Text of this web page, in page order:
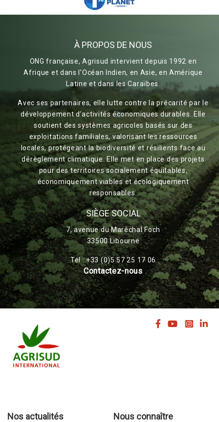
À PROPOS DE NOUS
ONG française, Agrisud intervient depuis 1992 en
Afrique et dans l’Océan Indien, en Asie, en Amérique
Latine et dans les Caraïbes.
Avec ses partenaires, elle lutte contre la précarité par le
développement d’activités économiques durables. Elle
soutient des systèmes agricoles basés sur des
exploitations familiales, valorisant les ressources
locales, protégeant la biodiversité et résilients face au
dérèglement climatique. Elle met en place des projets
pour des territoires socialement équitables,
économiquement viables et écologiquement
responsables.
SIÈGE SOCIAL
7, avenue du Maréchal Foch
33500 Libourne
Tel : +33 (0)5 57 25 17 06
Contactez-nous
Nos actualités Nous connaître